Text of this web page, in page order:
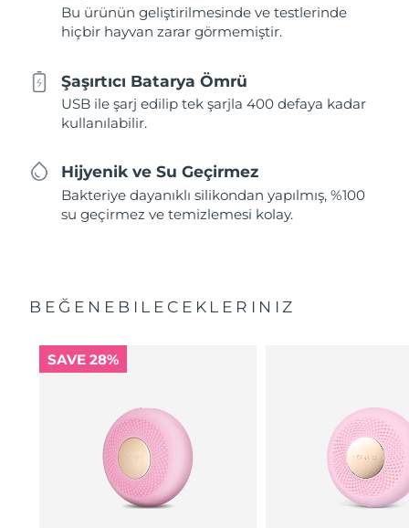
Bu ürünün geliştirilmesinde ve testlerinde
hiçbir hayvan zarar görmemiştir.
Şaşırtıcı Batarya Ömrü
USB ile şarj edilip tek şarjla 400 defaya kadar
kullanılabilir.
Hijyenik ve Su Geçirmez
Bakteriye dayanıklı silikondan yapılmış, %100
su geçirmez ve temizlemesi kolay.
BEĞENEBILECEKLERINIZ
SAVE 28%